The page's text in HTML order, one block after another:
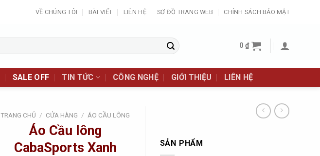
VỀ CHÚNG TÔI BÀI VIẾT LIÊN HỆ SƠ ĐỒ TRANG WEB CHÍNH SÁCH BẢO MẬT
0₫
SALE OFF TIN TỨC CÔNG NGHỆ GIỚI THIỆU LIÊN HỆ
TRANG CHỦ / CỬA HÀNG / ÁO CẦU LÔNG
Áo Cầu lông
CabaSports Xanh
SẢN PHẨM